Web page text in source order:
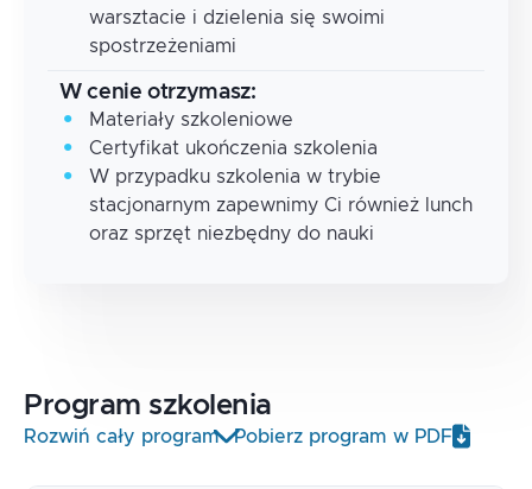
warsztacie i dzielenia się swoimi
spostrzeżeniami
W cenie otrzymasz:
Materiały szkoleniowe
Certyfikat ukończenia szkolenia
W przypadku szkolenia w trybie
stacjonarnym zapewnimy Ci również lunch
oraz sprzęt niezbędny do nauki
Program szkolenia
Rozwiń cały program Pobierz program w PDF